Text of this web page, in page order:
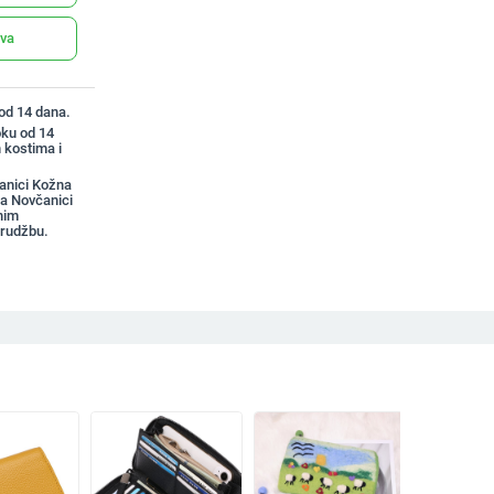
14 dana.
od 14
kostima i
Kožna
Novčanici